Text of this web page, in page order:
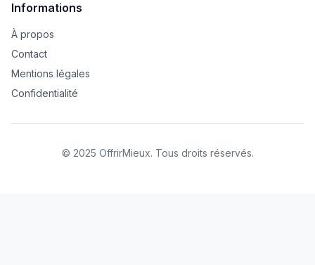
Informations
À propos
Contact
Mentions légales
Confidentialité
© 2025 OffrirMieux. Tous droits réservés.